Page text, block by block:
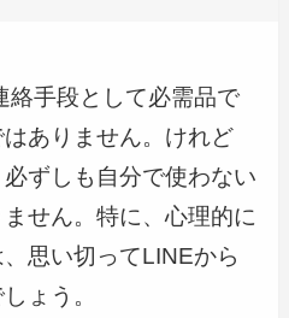
絡手段として必需品で
ありません。けれど
ずしも自分で使わない
せん。特に、心理的に
思い切ってLINEから
ょう。